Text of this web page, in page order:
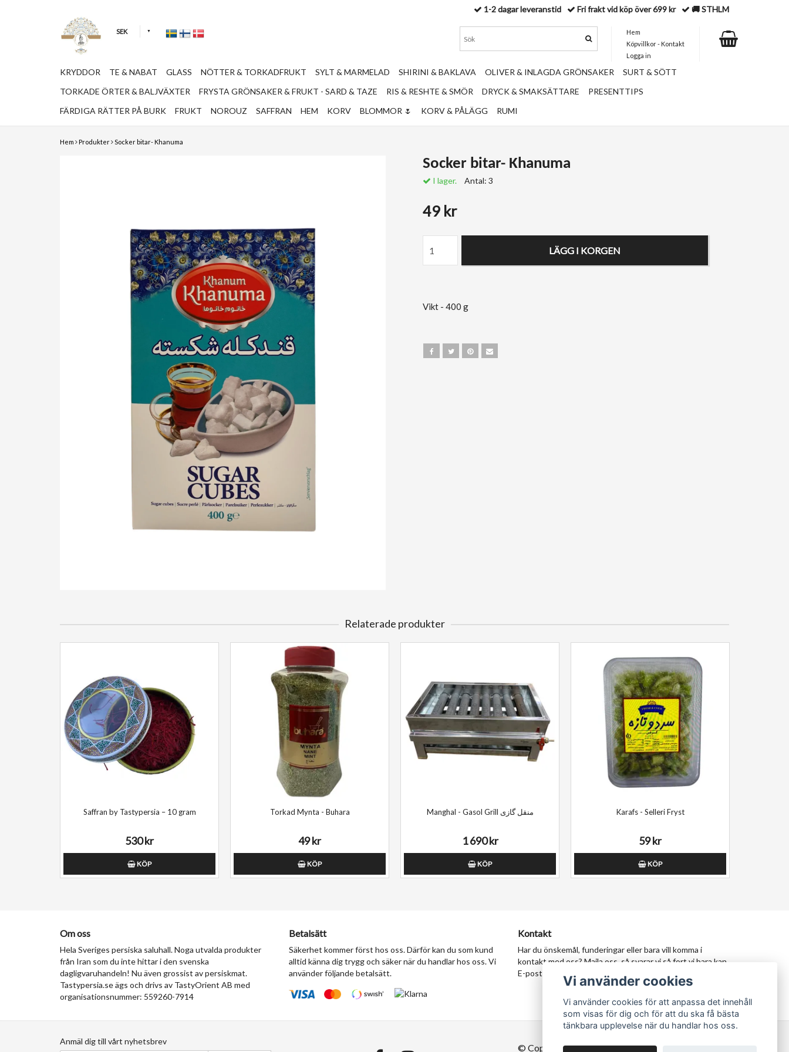
Hem Produkter Socker bitar- Khanuma
Socker bitar- Khanuma
I lager. Antal: 3
49 kr
LÄGG I KORGEN
Vikt - 400 g
Relaterade produkter
Saffran by Tastypersia – 10 gram
530 kr
KÖP
Torkad Mynta - Buhara
49 kr
KÖP
Manghal - Gasol Grill منقل گازی
1 690 kr
KÖP
Karafs - Selleri Fryst
59 kr
KÖP
Om oss
Hela Sveriges persiska saluhall. Noga utvalda produkter
från Iran som du inte hittar i den svenska
dagligvaruhandeln! Nu även grossist av persiskmat.
Tastypersia.se ägs och drivs av TastyOrient AB med
organisationsnummer: 559260-7914
Betalsätt
Säkerhet kommer först hos oss. Därför kan du som kund
alltid känna dig trygg och säker när du handlar hos oss. Vi
använder följande betalsätt.
Kontakt
Har du önskemål, funderingar eller bara vill komma i
kontakt med oss? Maila oss, så svarar vi så fort vi bara kan.
E-postadress:
Anmäl dig till vårt nyhetsbrev
© Copyright TastyPersia - Hela Sveriges persiska
Vi använder cookies
Vi använder cookies för att anpassa det innehåll
som visas för dig och för att du ska få bästa
tänkbara upplevelse när du handlar hos oss.
SEK
1-2 dagar leveranstid Fri frakt vid köp över 699 kr 🚚 STHLM
Hem
Köpvillkor - Kontakt
Logga in
KRYDDOR TE & NABAT GLASS NÖTTER & TORKADFRUKT SYLT & MARMELAD SHIRINI & BAKLAVA OLIVER & INLAGDA GRÖNSAKER
SURT & SÖTT
TORKADE ÖRTER & BALJVÄXTER
FRYSTA GRÖNSAKER & FRUKT - SARD & TAZE RIS & RESHTE & SMÖR DRYCK & SMAKSÄTTARE
PRESENTTIPS
FÄRDIGA RÄTTER PÅ BURK
FRUKT NOROUZ SAFFRAN HEM KORV BLOMMOR 🌷 KORV & PÅLÄGG RUMI